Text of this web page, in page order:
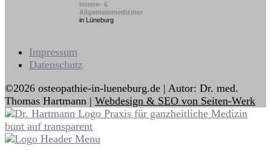
Innere- &
Allgemeinmediziner
in Lüneburg
Impressum
Datenschutz
©2026 osteopathie-in-lueneburg.de | Autor: Dr. med.
Thomas Hartmann | Webdesign & SEO von Seiten-Werk